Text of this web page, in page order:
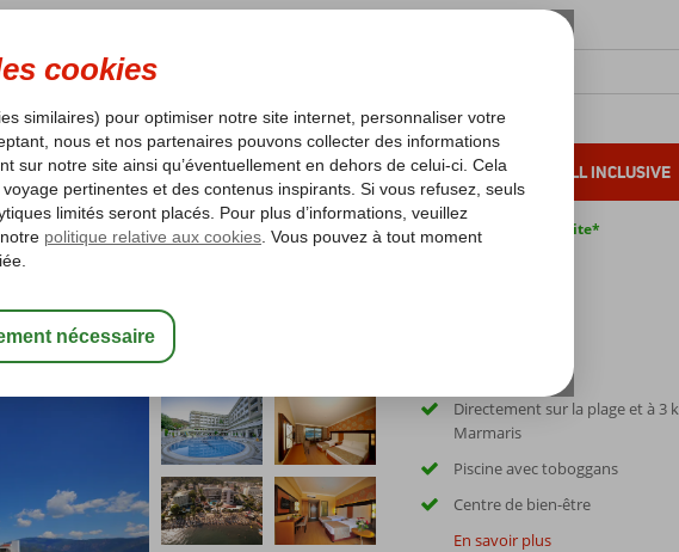
SOLEIL D'HIVER VACANCES AU SOLEIL ALL INCLUSIVE
du prix le plus bas* Pas de surcharge carburant Annulation gratuite*
Directement sur la plage et à 3
Marmaris
Piscine avec toboggans
Centre de bien-être
En savoir plus